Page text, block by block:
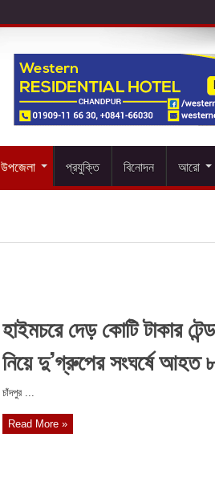
উপজেলা প্রযুক্তি বিনোদন আরো
হাইমচরে দেড় কোটি টাকার
নিয়ে দু’গ্রুপের সংঘর্ষে আহত
চাঁদপুর ...
Read More »